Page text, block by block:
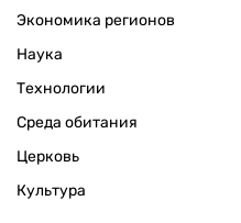
Экономика регионов
Наука
Технологии
Среда обитания
Церковь
Культура